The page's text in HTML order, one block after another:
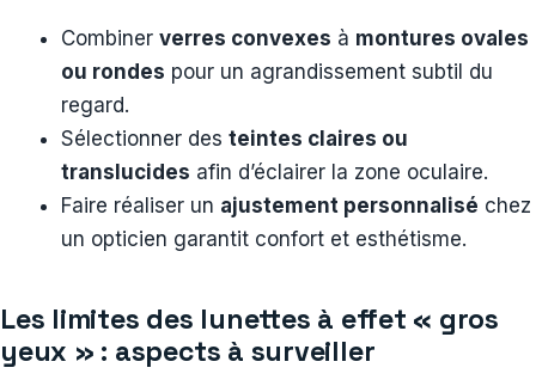
Combiner verres convexes à montures ovales
ou rondes pour un agrandissement subtil du
regard.
Sélectionner des teintes claires ou
translucides afin d’éclairer la zone oculaire.
Faire réaliser un ajustement personnalisé chez
un opticien garantit confort et esthétisme.
Les limites des lunettes à effet « gros
yeux » : aspects à surveiller